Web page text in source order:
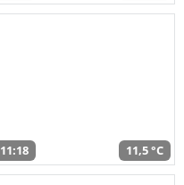
11:18 11,5 °C